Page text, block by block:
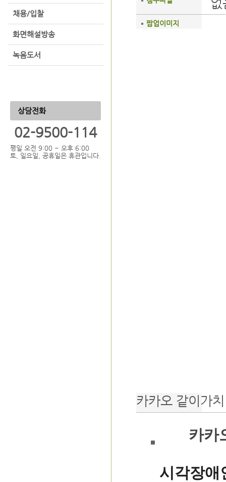
채용/입찰
화면해설방송
녹음도서
상담전화
02-9500-114
평일 오전 9:00 ~ 오후 6:00
토, 일요일, 공휴일은 휴관입니다.
팝업이미지
카카오 같이가
카카
시각장애